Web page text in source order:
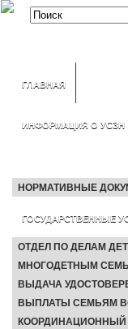
ГЛАВНАЯ
ИНФОРМАЦИЯ О УСЗН
НОРМАТИВНЫЕ
ГОСУДАРСТВЕННЫЕ
ОТДЕЛ ПО ДЕЛАМ
МНОГОДЕТНЫМ
ВЫДАЧА
ВЫПЛАТЫ СЕМЬЯМ
КООРДИНАЦИОННЫЙ